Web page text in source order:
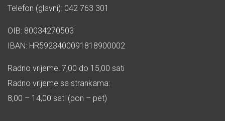
Telefon (glavni): 042 763 301
OIB: 80034270503
IBAN: HR5923400091818900002
Radno vrijeme: 7,00 do 15,00 sati
Radno vrijeme sa strankama:
8,00 – 14,00 sati (pon – pet)